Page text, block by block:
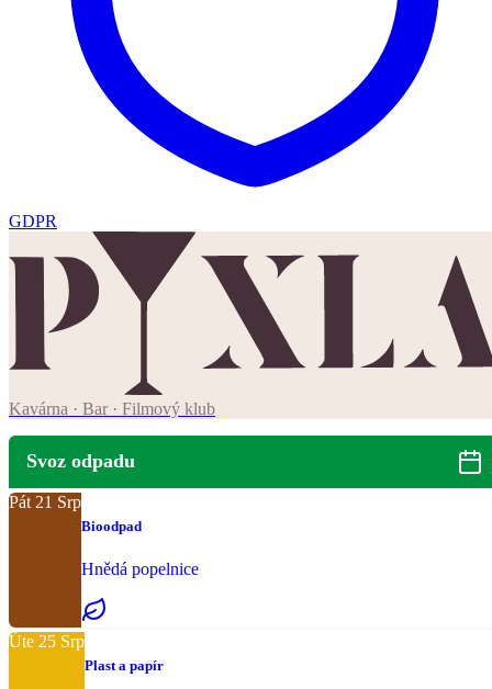
GDPR
Kavárna · Bar · Filmový klub
Svoz odpadu
Pát 21 Srp
Bioodpad
Hnědá popelnice
Úte 25 Srp
Plast a papír